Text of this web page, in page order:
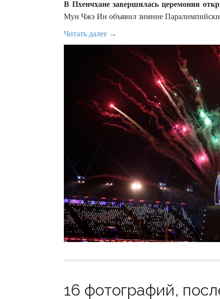
В Пхенчхане завершилась церемония
Мун Чжэ Ин объявил зимние
Читать далее →
16 фотографий,